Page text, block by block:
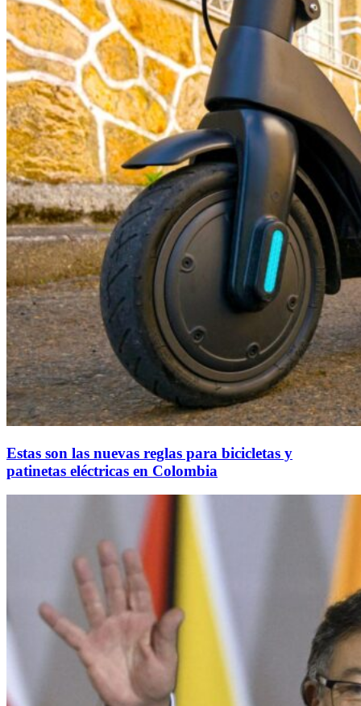
Estas son las nuevas reglas para bicicletas y
patinetas eléctricas en Colombia